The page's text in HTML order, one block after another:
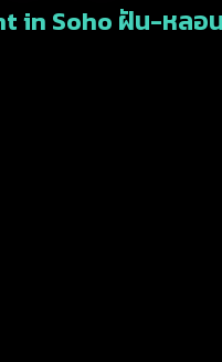
in Soho ฝัน-หลอ